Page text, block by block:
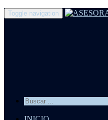
Toggle navigation